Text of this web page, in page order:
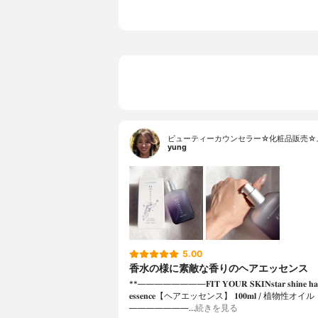
ビューティーカウンセラー☆化粧品販売
yung
5.00
香水の様に素敵な香りのヘアエッセンス
**⁡————————⁡𝐅𝐈𝐓 𝐘𝐎𝐔𝐑 𝐒𝐊𝐈𝐍𝐬𝐭𝐚𝐫 𝐬𝐡𝐢𝐧𝐞
𝐞𝐬𝐬𝐞𝐧𝐜𝐞【ヘアエッセンス】 𝟏𝟎𝟎𝐦𝐥 / 植物性オイル⁡
———————…続きを見る